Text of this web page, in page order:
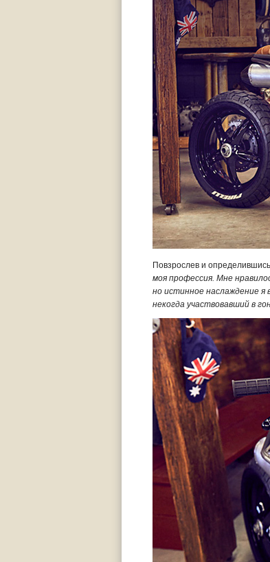
Повзрослев и
моя профессия. Мне
но истинное наслаждение я
некогда участвовавший в